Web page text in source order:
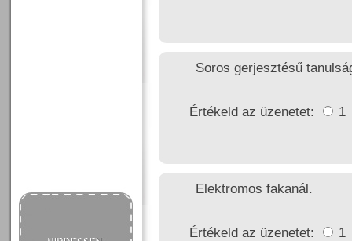
Soros gerjesztésű
Értékeld az üzenetet: 1
Elektromos fakanál.
Értékeld az üzenetet: 1